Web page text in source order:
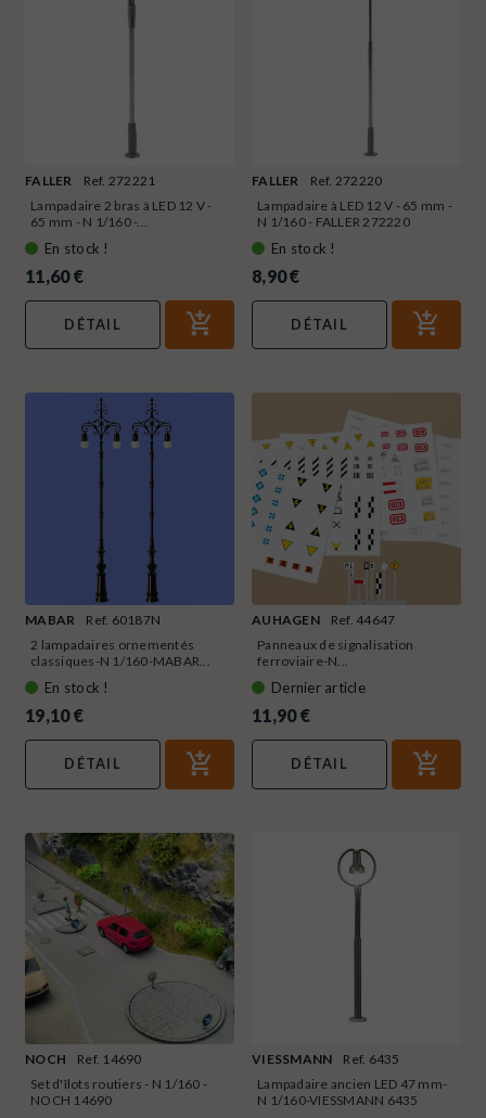
FALLER
Ref. 272221
Lampadaire 2 bras à LED 12 V -
65 mm - N 1/160 -...
En stock !
11,60 €
DÉTAIL
FALLER
Ref. 272220
Lampadaire à LED 12 V - 65 mm -
N 1/160 - FALLER 272220
En stock !
8,90 €
DÉTAIL
MABAR
Ref. 60187N
2 lampadaires ornementés
classiques-N 1/160-MABAR...
En stock !
19,10 €
DÉTAIL
AUHAGEN
Ref. 44647
Panneaux de signalisation
ferroviaire-N...
Dernier article
11,90 €
DÉTAIL
NOCH
Ref. 14690
Set d'îlots routiers - N 1/160 -
NOCH 14690
VIESSMANN
Ref. 6435
Lampadaire ancien LED 47 mm-
N 1/160-VIESSMANN 6435